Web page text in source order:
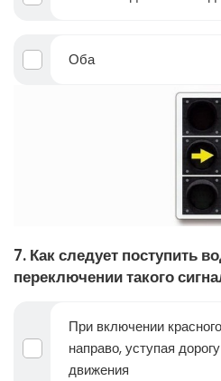
Оба
7. Как следует поступить
переключении такого
При включении
направо, уступая
движения